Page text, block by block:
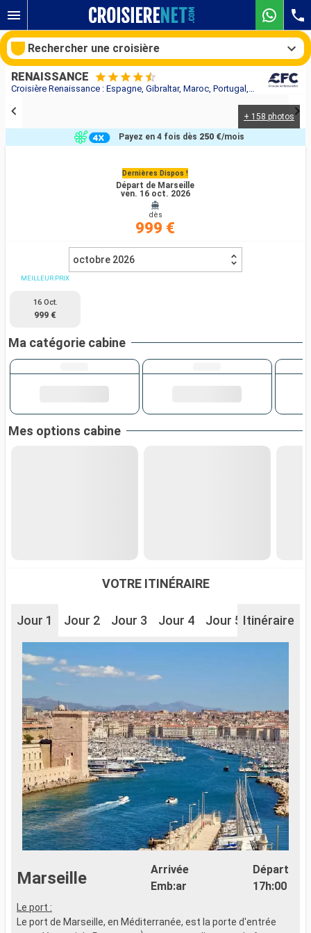
Croisière Renaissance : Espagne, Gibraltar, Maroc, Portugal, France au départ de Marseille
RENAISSANCE
+ 158 photos
Dernières Dispos !
Départ de Marseille
ven. 16 oct. 2026
dès
999 €
Payez en 4 fois dès 250 €/mois
octobre 2026
MEILLEUR PRIX
16 Oct.
999 €
Ma catégorie cabine
Mes options cabine
VOTRE ITINÉRAIRE
Jour 1 Jour 2 Jour 3 Jour 4 Jour 5 Jour 6
Itinéraire
Marseille
Arrivée
Emb:ar
Départ
17h:00
Le port :
Le port de Marseille, en Méditerranée, est la porte d'entrée
Rechercher une croisière
Compagnies
Rechercher